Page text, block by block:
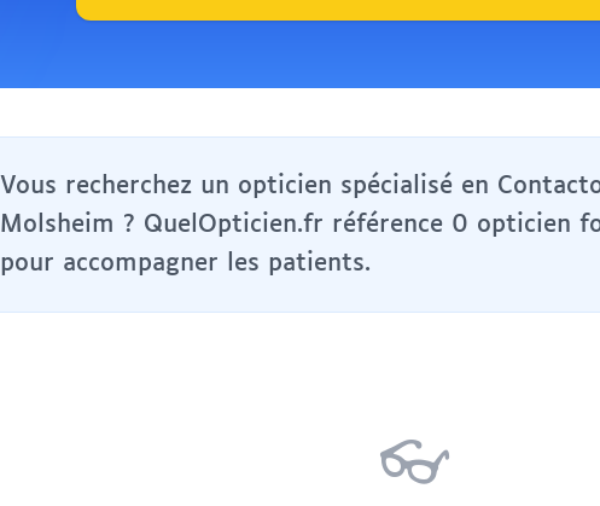
Vous recherchez un opticien spécialisé en
Molsheim ? QuelOpticien.fr référence 0 opticien
pour accompagner les patients.
👓